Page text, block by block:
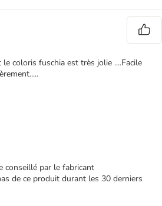
coloris fuschia est très jolie ....Facile
conseillé par le fabricant
de ce produit durant les 30 derniers